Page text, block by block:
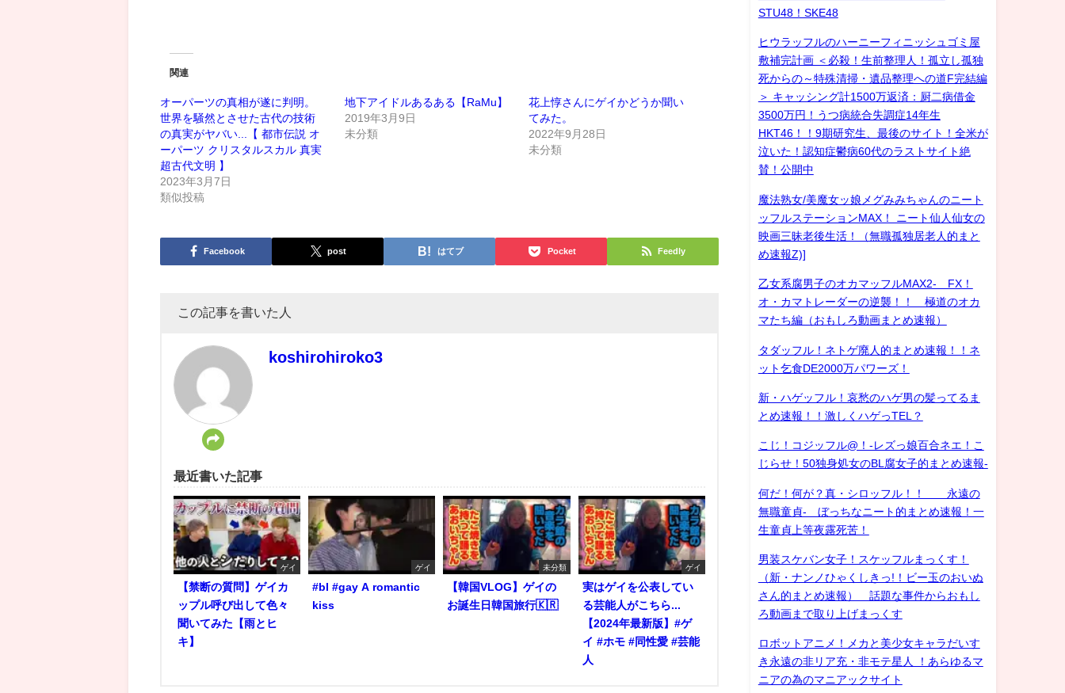
関連
オーパーツの真相が遂に判明。
世界を騒然とさせた古代の技術
の真実がヤバい...【 都市伝説 オ
ーパーツ クリスタルスカル 真実
超古代文明 】
2023年3月7日
類似投稿
地下アイドルあるある【RaMu】
2019年3月9日
未分類
花上惇さんにゲイかどうか聞い
てみた。
2022年9月28日
未分類
Facebook post はてブ Pocket Feedly
この記事を書いた人
koshirohiroko3
最近書いた記事
ゲイ
【禁断の質問】ゲイカ
ップル呼び出して色々
聞いてみた【雨とヒ
キ】
ゲイ
#bl #gay A romantic
kiss
未分類
【韓国VLOG】ゲイの
お誕生日韓国旅行🇰🇷
ゲイ
実はゲイを公表してい
る芸能人がこちら...
【2024年最新版】#ゲ
イ #ホモ #同性愛 #芸能
人
STU48！SKE48
ヒウラッフルのハーニーフィニッシュゴミ屋
敷補完計画 ＜必殺！生前整理人！孤立し孤独
死からの～特殊清掃・遺品整理への道F完結編
＞ キャッシング計1500万返済：厨二病借金
3500万円！うつ病統合失調症14年生
HKT46！！9期研究生、最後のサイト！全米が
泣いた！認知症鬱病60代のラストサイト絶
賛！公開中
魔法熟女/美魔女ッ娘メグみみちゃんのニート
ッフルステーションMAX！ ニート仙人仙女の
映画三昧老後生活！（無職孤独居老人的まと
め速報Z)]
乙女系腐男子のオカマッフルMAX2- FX！
オ・カマトレーダーの逆襲！！ 極道のオカ
マたち編（おもしろ動画まとめ速報）
タダッフル！ネトゲ廃人的まとめ速報！！ネ
ット乞食DE2000万パワーズ！
新・ハゲッフル！哀愁のハゲ男の髪ってるま
とめ速報！！激しくハゲっTEL？
こじ！コジッフル@！-レズっ娘百合ネエ！こ
じらせ！50独身処女のBL腐女子的まとめ速報-
何だ！何が？真・シロッフル！！ 永遠の
無職童貞- ぼっちなニート的まとめ速報！一
生童貞上等夜露死苦！
男装スケバン女子！スケッフルまっくす！
（新・ナンノひゃくしきっ!！ビー玉のおいぬ
さん的まとめ速報） 話題な事件からおもし
ろ動画まで取り上げまっくす
ロボットアニメ！メカと美少女キャラだいす
き永遠の非リア充・非モテ星人 ！あらゆるマ
ニアの為のマニアックサイト